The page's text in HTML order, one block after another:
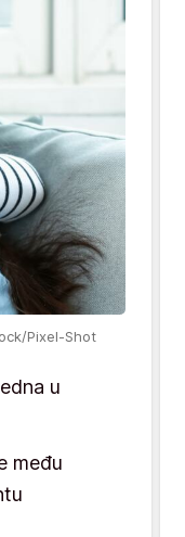
Pixel-Shot
u
među